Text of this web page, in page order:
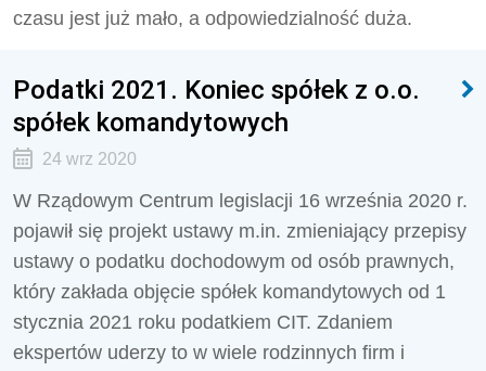
czasu jest już mało, a odpowiedzialność duża.
Podatki 2021. Koniec spółek z o.o.
spółek komandytowych
24 wrz 2020
W Rządowym Centrum legislacji 16 września 2020 r.
pojawił się projekt ustawy m.in. zmieniający przepisy
ustawy o podatku dochodowym od osób prawnych,
który zakłada objęcie spółek komandytowych od 1
stycznia 2021 roku podatkiem CIT. Zdaniem
ekspertów uderzy to w wiele rodzinnych firm i